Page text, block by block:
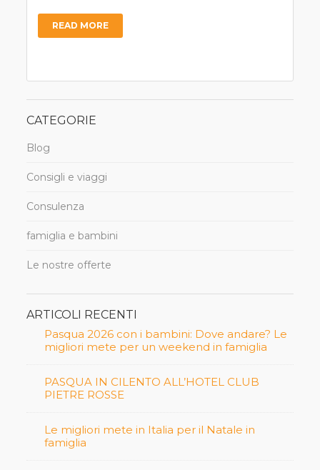
READ MORE
CATEGORIE
Blog
Consigli e viaggi
Consulenza
famiglia e bambini
Le nostre offerte
ARTICOLI RECENTI
Pasqua 2026 con i bambini: Dove andare? Le
migliori mete per un weekend in famiglia
PASQUA IN CILENTO ALL’HOTEL CLUB
PIETRE ROSSE
Le migliori mete in Italia per il Natale in
famiglia